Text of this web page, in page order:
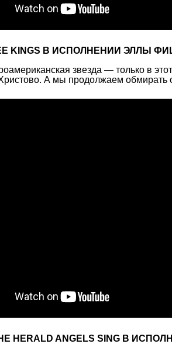
KINGS В ИСПОЛНЕНИИ ЭЛЛЫ
звезда — только в
А мы продолжаем обмирать
HERALD ANGELS SING В